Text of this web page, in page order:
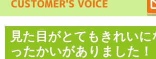
CUSTOMER'S VOICE
見た目がとてもきれい
ったかいがありました